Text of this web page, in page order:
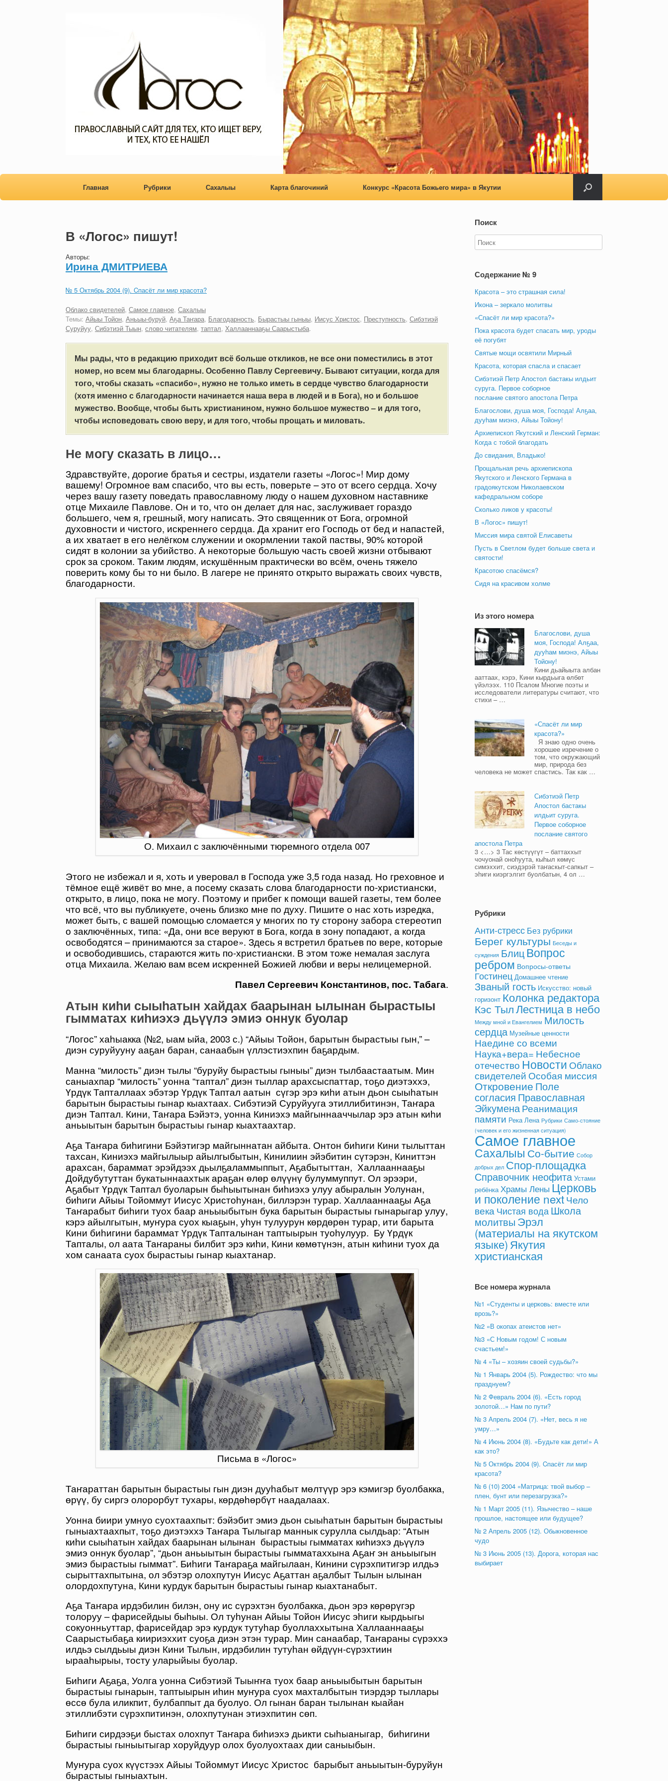
Главная Рубрики Сахалыы Карта благочиний Конкурс «Красота Божьего мира» в Якутии
В «Логос» пишут!
Авторы:
Ирина ДМИТРИЕВА
№ 5 Октябрь 2004 (9). Cпасёт ли мир красота?
Облако свидетелей, Самое главное, Сахалыы
Темы: Айыы Тойон, Аньыы-буруй, Аҕа Таҥара, Благодарность, Бырастыы гыныы, Иисус Христос, Преступность, Сибэтиэй
Суруйуу, Сибэтиэй Тыын, слово читателям, таптал, Халлааннааҕы Саарыстыба.
Мы рады, что в редакцию приходит всё больше откликов, не все они поместились в этот
номер, но всем мы благодарны. Особенно Павлу Сергеевичу. Бывают ситуации, когда для
того, чтобы сказать «спасибо», нужно не только иметь в сердце чувство благодарности
(хотя именно с благодарности начинается наша вера в людей и в Бога), но и большое
мужество. Вообще, чтобы быть христианином, нужно большое мужество – и для того,
чтобы исповедовать свою веру, и для того, чтобы прощать и миловать.
Не могу сказать в лицо…
Здравствуйте, дорогие братья и сестры, издатели газеты «Логос»! Мир дому
вашему! Огромное вам спасибо, что вы есть, поверьте – это от всего сердца. Хочу
через вашу газету поведать православному люду о нашем духовном наставнике
отце Михаиле Павлове. Он и то, что он делает для нас, заслуживает гораздо
большего, чем я, грешный, могу написать. Это священник от Бога, огромной
духовности и чистого, искреннего сердца. Да хранит его Господь от бед и напастей,
а их хватает в его нелёгком служении и окормлении такой паствы, 90% которой
сидят в колонии за убийство. А некоторые большую часть своей жизни отбывают
срок за сроком. Таким людям, искушённым практически во всём, очень тяжело
поверить кому бы то ни было. В лагере не принято открыто выражать своих чувств,
благодарности.
О. Михаил с заключёнными тюремного отдела 007
Этого не избежал и я, хоть и уверовал в Господа уже 3,5 года назад. Но греховное и
тёмное ещё живёт во мне, а посему сказать слова благодарности по-христиански,
открыто, в лицо, пока не могу. Поэтому и прибег к помощи вашей газеты, тем более
что всё, что вы публикуете, очень близко мне по духу. Пишите о нас хоть изредка,
может быть, с вашей помощью сломается у многих по ту сторону забора стереотип
о заключённых, типа: «Да, они все веруют в Бога, когда в зону попадают, а когда
освободятся – принимаются за старое». Здесь я встретил братьев по вере, которые
и освободившись, стараются жить по-христиански. В этом тоже немалая заслуга
отца Михаила. Желаю вам всем искренней Божией любви и веры нелицемерной.
Павел Сергеевич Константинов, пос. Табага.
Атын киһи сыыһатын хайдах баарынан ылынан бырастыы
гымматах киһиэхэ дьүүлэ эмиэ оннук буолар
“Логос” хаһыакка (№2, ыам ыйа, 2003 с.) “Айыы Тойон, барытын бырастыы гын,” –
диэн суруйууну ааҕан баран, санаабын үллэстиэхпин баҕардым.
Манна “милость” диэн тылы “буруйу бырастыы гыныы” диэн тылбаастаатым. Мин
саныахпар “милость” уонна “таптал” диэн тыллар арахсыспаттар, тоҕо диэтэххэ,
Үрдүк Тапталлаах эбэтэр Үрдүк Таптал аатын сүгэр эрэ киһи атын дьон сыыһатын
барытын бырастыы гынар кыахтаах. Сибэтиэй Суруйууга этиллибитинэн, Таҥара
диэн Таптал. Кини, Таҥара Бэйэтэ, уонна Киниэхэ майгыннааччылар эрэ атын киһи
аньыытын барытын бырастыы гынар кыахтаахтар.
Аҕа Таҥара биһигини Бэйэтигэр майгыннатан айбыта. Онтон биһиги Кини тылыттан
тахсан, Киниэхэ майгылыыр айылгыбытын, Кинилиин эйэбитин сүтэрэн, Киниттэн
арахсан, бараммат эрэйдээх дьылҕаламмыппыт, Аҕабытыттан, Халлааннааҕы
Дойдубутуттан букатыннаахтык араҕан өлөр өлүүнү булуммуппут. Ол эрээри,
Аҕабыт Үрдүк Таптал буоларын быһыытынан биһиэхэ улуу абыралын Уолунан,
биһиги Айыы Тойоммут Иисус Христоһунан, биллэрэн турар. Халлааннааҕы Аҕа
Таҥарабыт биһиги туох баар аньыыбытын бука барытын бырастыы гынарыгар улуу,
кэрэ айылгытын, муҥура суох кыаҕын, уһун тулуурун көрдөрөн турар, ити барыта
Кини биһигини бараммат Үрдүк Тапталынан таптыырын туоһулуур. Бу Үрдүк
Тапталы, ол аата Таҥараны билбит эрэ киһи, Кини көмөтүнэн, атын киһини туох да
хом санаата суох бырастыы гынар кыахтанар.
Письма в «Логос»
Таҥараттан барытын бырастыы гын диэн дууһабыт мөлтүүр эрэ кэмигэр буолбакка,
өрүү, бу сиргэ олорорбут тухары, көрдөһөрбүт наадалаах.
Уонна биири умнуо суохтаахпыт: бэйэбит эмиэ дьон сыыһатын барытын бырастыы
гыныахтаахпыт, тоҕо диэтэххэ Таҥара Тылыгар маннык сурулла сылдьар: “Атын
киһи сыыһатын хайдах баарынан ылынан бырастыы гымматах киһиэхэ дьүүлэ
эмиэ оннук буолар”, “дьон аньыытын бырастыы гымматаххына Аҕаҥ эн аньыыгын
эмиэ бырастыы гыммат”. Биһиги Таҥараҕа майгылаан, Кинини сүрэхпитигэр илдьэ
сырыттахпытына, ол эбэтэр олохпутун Иисус Аҕаттан аҕалбыт Тылын ылынан
олордохпутуна, Кини курдук барытын бырастыы гынар кыахтанабыт.
Аҕа Таҥара ирдэбилин билэн, ону ис сүрэхтэн буолбакка, дьон эрэ көрөрүгэр
толоруу – фарисейдыы быһыы. Ол туһунан Айыы Тойон Иисус эһиги кырдьыгы
сокуонньуттар, фарисейдар эрэ курдук тутуһар буоллаххытына Халлааннааҕы
Саарыстыбаҕа киириэххит суоҕа диэн этэн турар. Мин санаабар, Таҥараны сүрэххэ
илдьэ сылдьыы диэн Кини Тылын, ирдэбилин тутуһан өйдүүн-сүрэхтиин
ырааһырыы, тосту уларыйыы буолар.
Биһиги Аҕаҕа, Уолга уонна Сибэтиэй Тыыҥҥа туох баар аньыыбытын барытын
бырастыы гынарын, таптыырын иһин муҥура суох махталбытын тиэрдэр тыллары
өссө була иликпит, булбаппыт да буолуо. Ол гынан баран тылынан кыайан
этиллибэти сүрэхпитинэн, олохпутунан этиэхпитин сөп.
Биһиги сирдээҕи быстах олохпут Таҥара биһиэхэ дьикти сыһыаныгар, биһигини
бырастыы гыныытыгар хоруйдуур олох буолуохтаах дии саныыбын.
Муҥура суох күүстээх Айыы Тойоммут Иисус Христос барыбыт аньыытын-буруйун
бырастыы гыныахтын.
Поиск
Содержание № 9
Красота – это страшная сила!
Икона – зеркало молитвы
«Спасёт ли мир красота?»
Пока красота будет спасать мир, уроды
её погубят
Святые мощи освятили Мирный
Красота, которая спасла и спасает
Сибэтиэй Петр Апостол бастакы илдьит
суруга. Первое соборное
послание святого апостола Петра
Благослови, душа моя, Господа! Алҕаа,
дууһам миэнэ, Айыы Тойону!
Архиепископ Якутский и Ленский Герман:
Когда с тобой благодать
До свидания, Владыко!
Прощальная речь архиепископа
Якутского и Ленского Германа в
градоякутском Николаевском
кафедральном соборе
Сколько ликов у красоты!
В «Логос» пишут!
Миссия мира святой Елисаветы
Пусть в Светлом будет больше света и
святости!
Красотою спасёмся?
Сидя на красивом холме
Из этого номера
Благослови, душа
моя, Господа! Алҕаа,
дууһам миэнэ, Айыы
Тойону!
Кини дьайыыта албан
ааттаах, кэрэ, Кини кырдьыга өлбөт
үйэлээх. 110 Псалом Многие поэты и
исследователи литературы считают, что
стихи – …
«Спасёт ли мир
красота?»
Я знаю одно очень
хорошее изречение о
том, что окружающий
мир, природа без
человека не может спастись. Так как …
Сибэтиэй Петр
Апостол бастакы
илдьит суруга.
Первое соборное
послание святого
апостола Петра
3 <…> 3 Тас көстүүгүт – баттаххыт
чочуонай оноһуута, кыһыл көмүс
симэххит, сиэдэрэй таҥаскыт-сапкыт –
эһиги киэргэлгит буолбатын, 4 ол …
Рубрики
Анти-стресс Без рубрики
Берег культуры Беседы и
суждения БлицВопрос
ребром Вопросы-ответы
Гостинец Домашнее чтение
Званый гость Искусство: новый
горизонт Колонка редактора
Кэс ТылЛестница в небо
Между мной и Евангелием Милость
сердца Музейные ценности
Наедине со всеми
Наука+вера= Небесное
отечество Новости Облако
свидетелей Особая миссия
Откровение Поле
согласия Православная
ЭйкуменаРеанимация
памяти Река Лена Рубрики Само-стояние
(человек и его жизненная ситуация)
Самое главное
Сахалыы Со-бытие Собор
добрых дел Спор-площадка
Справочник неофита Устами
ребёнка Храмы Лены Церковь
и поколение nextЧело
векаЧистая вода Школа
молитвы Эрэл
(материалы на якутском
языке)Якутия
христианская
Все номера журнала
№1 «Студенты и церковь: вместе или
врозь?»
№2 «В окопах атеистов нет»
№3 «С Новым годом! С новым
счастьем!»
№ 4 «Ты – хозяин своей судьбы?»
№ 1 Январь 2004 (5). Рождество: что мы
празднуем?
№ 2 Февраль 2004 (6). «Есть город
золотой…» Нам по пути?
№ 3 Апрель 2004 (7). «Нет, весь я не
умру…»
№ 4 Июнь 2004 (8). «Будьте как дети!» А
как это?
№ 5 Октябрь 2004 (9). Cпасёт ли мир
красота?
№ 6 (10) 2004 «Матрица: твой выбор –
плен, бунт или перезагрузка?»
№ 1 Март 2005 (11). Язычество – наше
прошлое, настоящее или будущее?
№ 2 Апрель 2005 (12). Обыкновенное
чудо
№ 3 Июнь 2005 (13). Дорога, которая нас
выбирает